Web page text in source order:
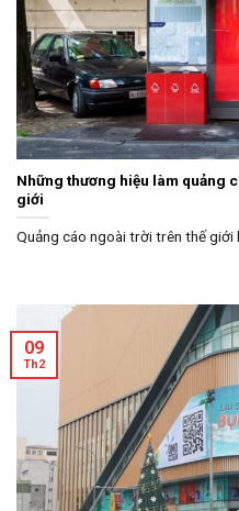
Những thương hiệu làm quảng
giới
Quảng cáo ngoài trời trên thế giới
09
Th2